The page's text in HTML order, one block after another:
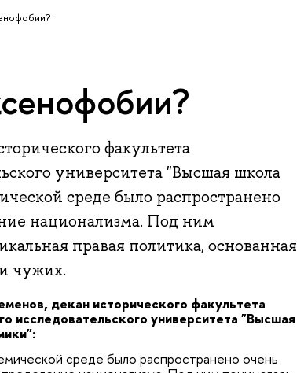
факультета
университета "Высшая школа
среде было распространено
национализма. Под ним
правая политика, основанная
чужих.
декан исторического факультета
исследовательского университета "Высшая
среде было распространено очень